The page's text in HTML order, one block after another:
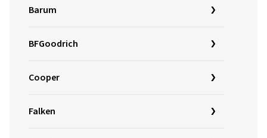
Barum
BFGoodrich
Cooper
Falken